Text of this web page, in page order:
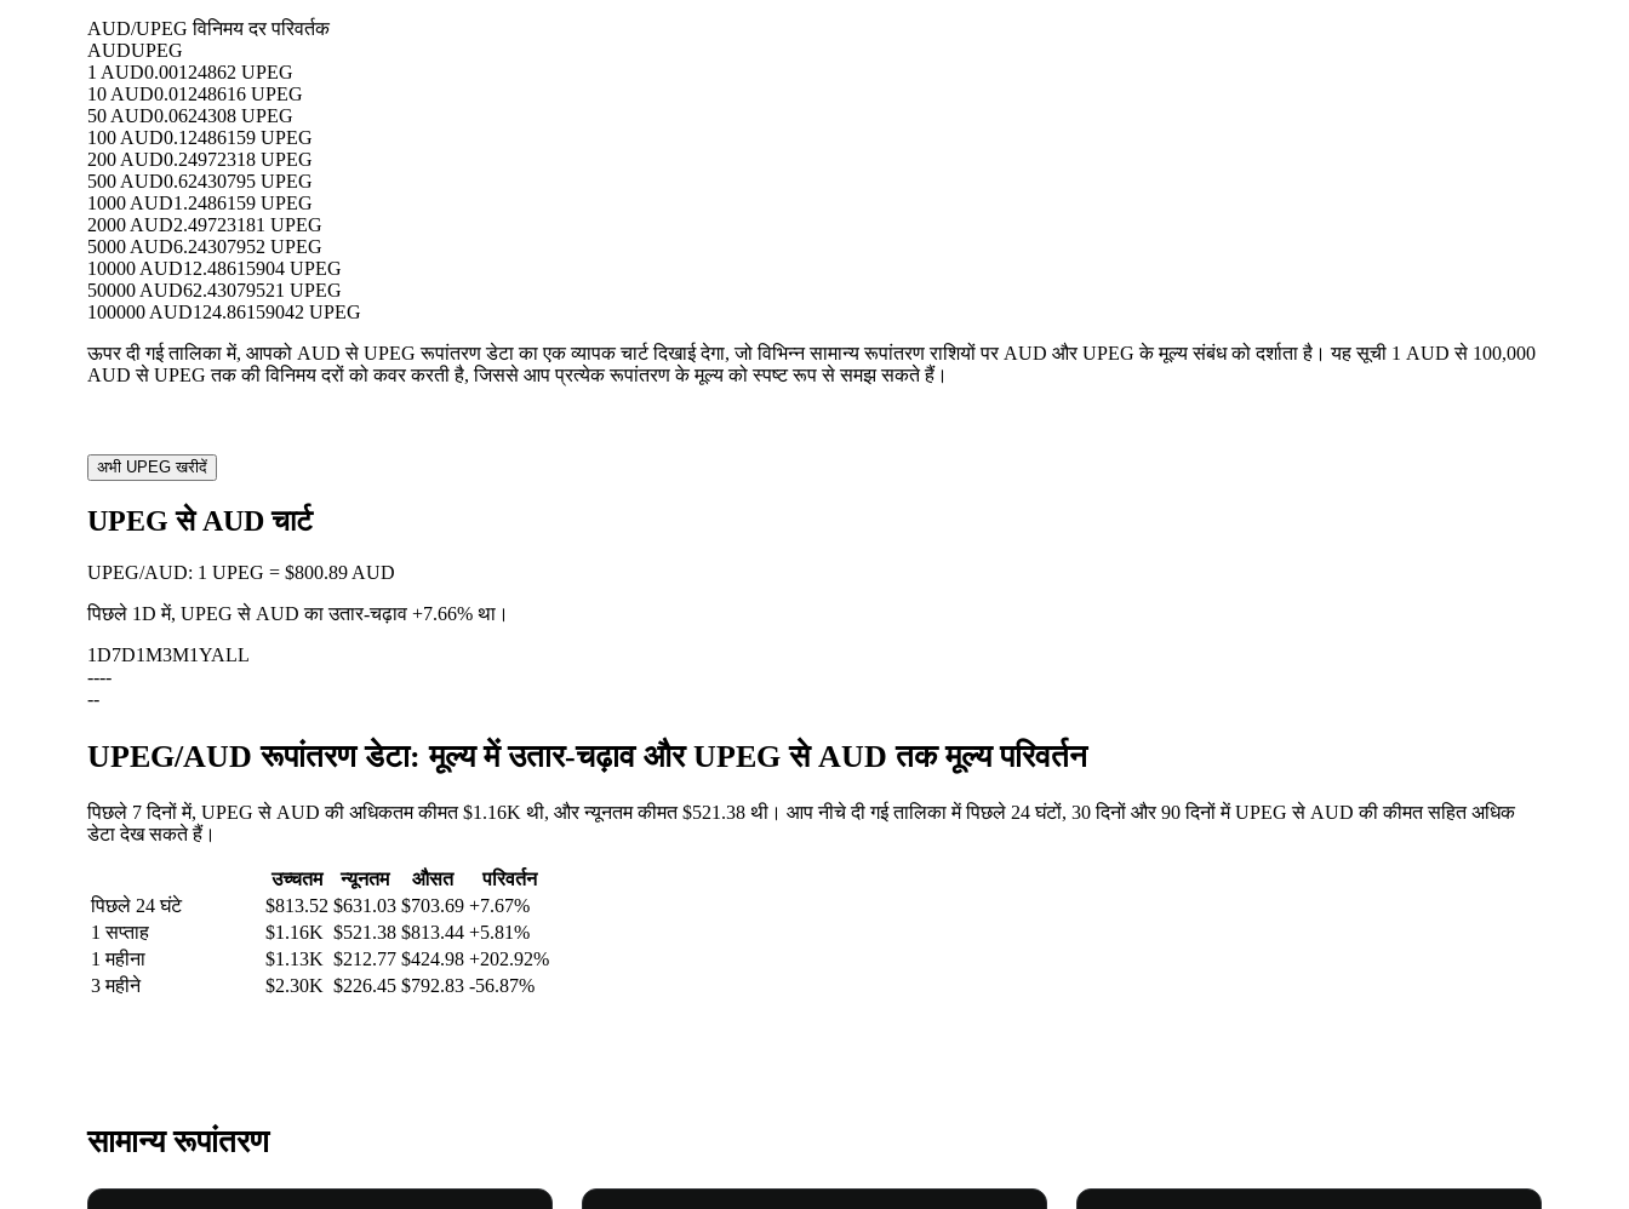
AUD/UPEG विनिमय दर परिवर्तक
AUDUPEG
1 AUD0.00124862 UPEG
10 AUD0.01248616 UPEG
50 AUD0.0624308 UPEG
100 AUD0.12486159 UPEG
200 AUD0.24972318 UPEG
500 AUD0.62430795 UPEG
1000 AUD1.2486159 UPEG
2000 AUD2.49723181 UPEG
5000 AUD6.24307952 UPEG
10000 AUD12.48615904 UPEG
50000 AUD62.43079521 UPEG
100000 AUD124.86159042 UPEG
ऊपर दी गई तालिका में, आपको AUD से UPEG रूपांतरण डेटा का एक व्यापक चार्ट दिखाई देगा, जो विभिन्न सामान्य रूपांतरण राशियों पर AUD और UPEG के मूल्य संबंध को दर्शाता है। यह सूची 1 AUD से 100,000
AUD से UPEG तक की विनिमय दरों को कवर करती है, जिससे आप प्रत्येक रूपांतरण के मूल्य को स्पष्ट रूप से समझ सकते हैं।
अभी UPEG खरीदें
UPEG से AUD चार्ट
UPEG/AUD: 1 UPEG = $800.89 AUD
पिछले 1D में, UPEG से AUD का उतार-चढ़ाव +7.66% था।
1D7D1M3M1YALL
----
--
UPEG/AUD रूपांतरण डेटा: मूल्य में उतार-चढ़ाव और UPEG से AUD तक मूल्य परिवर्तन
पिछले 7 दिनों में, UPEG से AUD की अधिकतम कीमत $1.16K थी, और न्यूनतम कीमत $521.38 थी। आप नीचे दी गई तालिका में पिछले 24 घंटों, 30 दिनों और 90 दिनों में UPEG से AUD की कीमत सहित अधिक
डेटा देख सकते हैं।
उच्चतम न्यूनतम औसत
परिवर्तन
पिछले 24 घंटे
$813.52 $631.03 $703.69 +7.67%
1 सप्ताह
$1.16K $521.38 $813.44 +5.81%
1 महीना
$1.13K $212.77 $424.98 +202.92%
3 महीने
$2.30K $226.45 $792.83 -56.87%
सामान्य रूपांतरण